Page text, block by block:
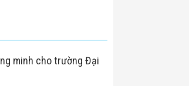
minh cho trường Đại